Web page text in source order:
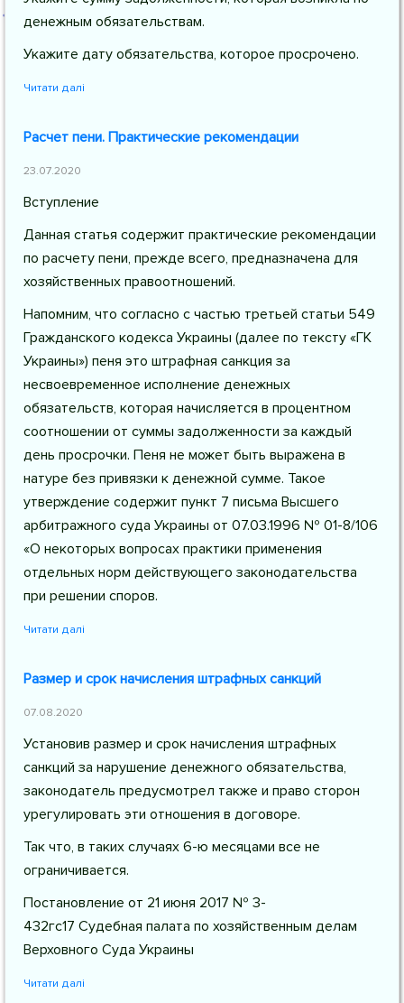
денежным обязательствам.
Укажите дату обязательства, которое просрочено.
Читати далі
Расчет пени. Практические рекомендации
23.07.2020
Вступление
Данная статья содержит практические рекомендации
по расчету пени, прежде всего, предназначена для
хозяйственных правоотношений.
Напомним, что согласно с частью третьей статьи 549
Гражданского кодекса Украины (далее по тексту «ГК
Украины») пеня это штрафная санкция за
несвоевременное исполнение денежных
обязательств, которая начисляется в процентном
соотношении от суммы задолженности за каждый
день просрочки. Пеня не может быть выражена в
натуре без привязки к денежной сумме. Такое
утверждение содержит пункт 7 письма Высшего
арбитражного суда Украины от 07.03.1996 № 01-8/106
«О некоторых вопросах практики применения
отдельных норм действующего законодательства
при решении споров.
Читати далі
Размер и срок начисления штрафных санкций
07.08.2020
Установив размер и срок начисления штрафных
санкций за нарушение денежного обязательства,
законодатель предусмотрел также и право сторон
урегулировать эти отношения в договоре.
Так что, в таких случаях 6-ю месяцами все не
ограничивается.
Постановление от 21 июня 2017 № 3-
432гс17 Судебная палата по хозяйственным делам
Верховного Суда Украины
Читати далі